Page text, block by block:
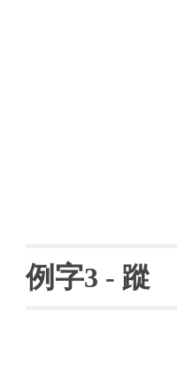
例字3 - 蹤